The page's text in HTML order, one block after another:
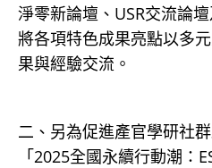
淨零新論壇、USR交流論
將各項特色成果亮點以多
果與經驗交流。
二、另為促進產官學研社
「2025全國永續行動潮：